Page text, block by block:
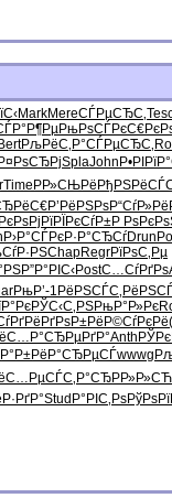
MarkMereСЃРµСЂС‚
РњРѕСЃРє
BertРљРёС‚Р°СЃРµСЂС‚
Р¤РѕСЂРјSplaJohn Р•РІРїР°
Time РР»СЊРё РђРЅРёСЃ
Р’РёРЅРѕР“СѓР»Рё
РєРѕРјРїРЇРєСѓР±Р РѕРєРѕ
Р›Р°СЃРєР·Р°СЂСѓDrun
ChapRegrРїРѕС‚Рµ
Р”Р°РІС‹PostС…СѓРґРѕ
РњР’-1 РёРЅСЃС‚
РЎС‹С‚РЅРњР°Р»Рє
РґРѕР±Рё Р©СѓРєРё
СЂРµРґР°Anth
Р°СЂРµСЃwwwg
СЃС‚Р°СЂРР»Р»СЋ
Stud Р°РІС‚Рѕ